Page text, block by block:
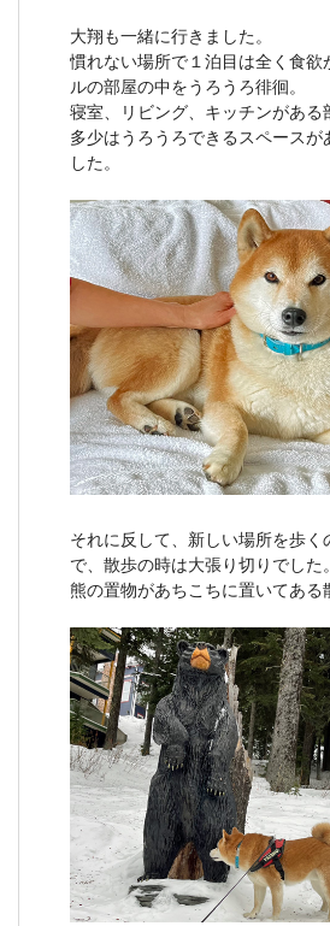
大翔も一緒に行きました。
慣れない場所で１泊目は全く食欲
ルの部屋の中をうろうろ徘徊。
寝室、リビング、キッチンがある
多少はうろうろできるスペース
した。
それに反して、新しい場所を歩く
で、散歩の時は大張り切りでした。
熊の置物があちこちに置いてある